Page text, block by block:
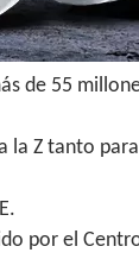
de 55
la Z tanto
por el